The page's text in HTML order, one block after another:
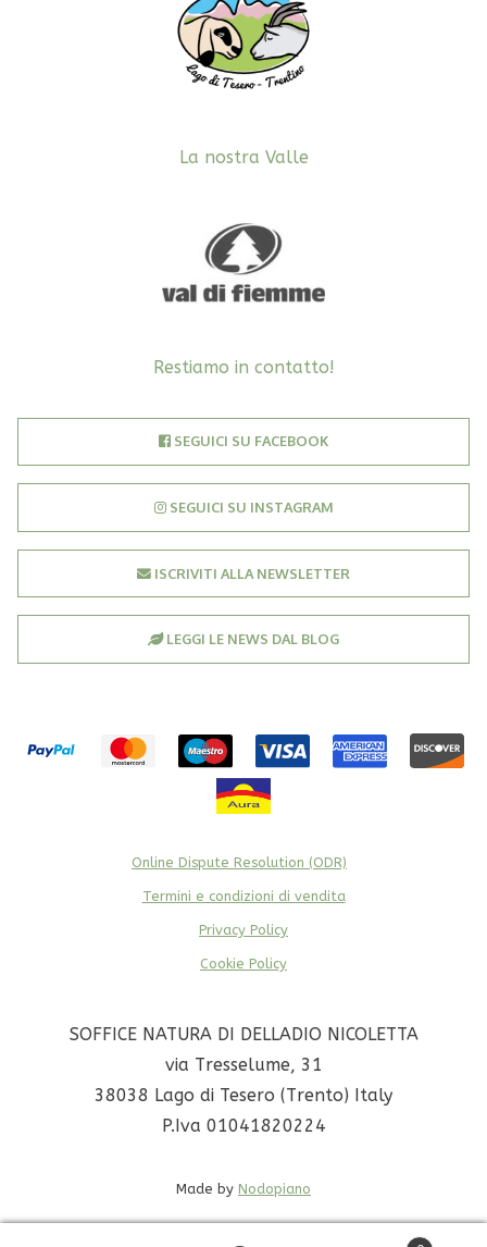
La nostra Valle
Restiamo in contatto!
SEGUICI SU FACEBOOK
SEGUICI SU INSTAGRAM
ISCRIVITI ALLA NEWSLETTER
LEGGI LE NEWS DAL BLOG
Online Dispute Resolution (ODR)
Termini e condizioni di vendita
Privacy Policy
Cookie Policy
SOFFICE NATURA DI DELLADIO NICOLETTA
via Tresselume, 31
38038 Lago di Tesero (Trento) Italy
P.Iva 01041820224
Made by Nodopiano